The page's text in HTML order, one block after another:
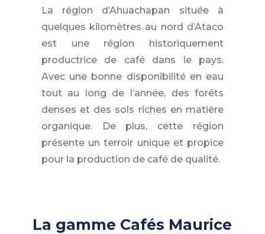
La région d’Ahuachapan située à
quelques kilomètres au nord d’Ataco
est une région historiquement
productrice de café dans le pays.
Avec une bonne disponibilité en eau
tout au long de l’année, des forêts
denses et des sols riches en matière
organique. De plus, cette région
présente un terroir unique et propice
pour la production de café de qualité.
La gamme Cafés Maurice